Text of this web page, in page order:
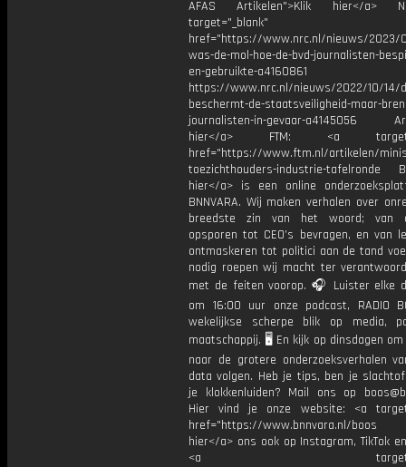
AFAS Artikelen">Klik hier</a>
target="_blank"
href="https://www.nrc.nl/nieuws/2023/
was-de-mol-hoe-de-bvd-journalisten-
en-gebruikte-a4160861
https://www.nrc.nl/nieuws/2022/10/14/
beschermt-de-staatsveiligheid-maar-
journalisten-in-gevaar-a4145056
hier</a> FTM: <a
href="https://www.ftm.nl/artikelen/
toezichthouders-industrie-tafelronde
hier</a> is een online
BNNVARA. Wij maken verhalen over
breedste zin van het woord; van
opsporen tot CEO’s bevragen, en van
ontmaskeren tot politici aan de tand
nodig roepen wij macht ter
met de feiten voorop. 🎧 Luister elke
om 16:00 uur onze podcast, RADIO
wekelijkse scherpe blik op media,
maatschappij. 🖥️ En kijk op dinsdagen
naar de grotere onderzoeksverhalen
data volgen. Heb je tips, ben je
je klokkenluiden? Mail ons op
Hier vind je onze website: <a
href="https://www.bnnvara.nl/boos
hier</a> ons ook op Instagram, TikTok
<a